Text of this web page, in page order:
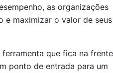
as organizações
e maximizar o valor de seus
ferramenta que fica na frente
ponto de entrada para um